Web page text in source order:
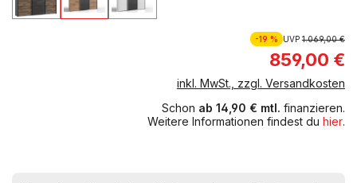
-19 % UVP1.069,00 €
859,00 €
inkl. MwSt., zzgl. Versandkosten
Schon ab 14,90 € mtl. finanzieren.
Weitere Informationen findest du hier.